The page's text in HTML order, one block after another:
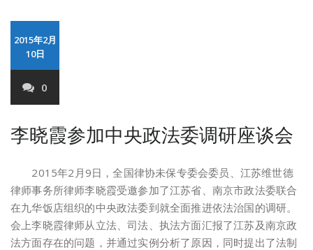
2015年2月
10日
0
李晓霞参加中央政法委调研座谈会
2015年2月9日，全国律协未保专委会委员、江苏维世德
律师事务所律师李晓霞受邀参加了江苏省、南京市政法委联合
在九华饭店组织的中央政法委到就全面推进依法治国的调研。
会上李晓霞律师从立法、司法、执法方面汇报了江苏及南京政
法方面存在的问题，并通过实例分析了原因，同时提出了法制